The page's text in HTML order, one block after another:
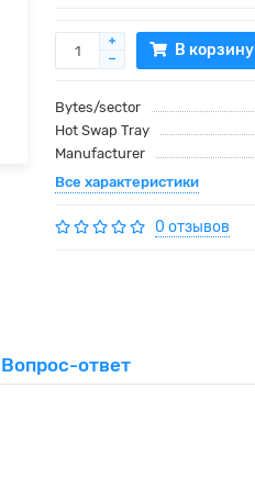
В корзину
Bytes/sector
Hot Swap Tray
Manufacturer
Все характеристики
0 отзывов
Вопрос-ответ